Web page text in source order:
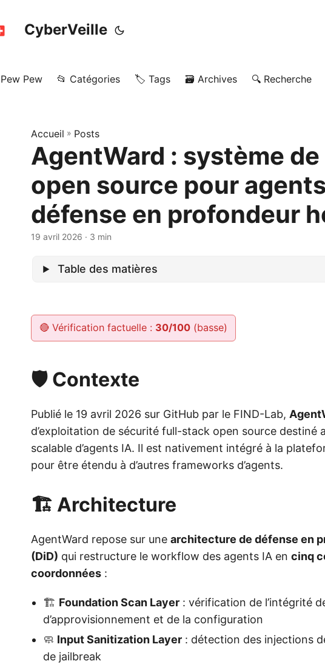
CyberVeille
Pew 📂 Catégories 🏷️ Tags 🗃️ Archives 🔍 Recherche
Accueil » Posts
AgentWard : système
open source pour
défense en profondeur
19 avril 2026 · 3 min
Table des matières
🔴 Vérification factuelle : 30/100(basse)
🛡️ Contexte
Publié le 19 avril 2026 sur GitHub par le FIND-Lab,
d’exploitation de sécurité full-stack open source destiné
scalable d’agents IA. Il est nativement intégré à la
pour être étendu à d’autres frameworks d’agents.
🏗️ Architecture
AgentWard repose sur une architecture de défense en
(DiD) qui restructure le workflow des agents IA en cinq
coordonnées :
🏗️ Foundation Scan Layer : vérification de l’intégrité
d’approvisionnement et de la configuration
🧼 Input Sanitization Layer : détection des injections
de jailbreak